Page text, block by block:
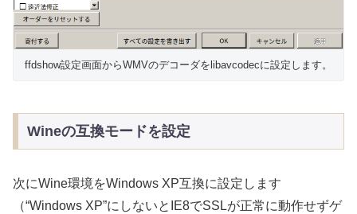
ffdshow設定画面からWMVのデコーダをlibavcodecに設定します。
Wineの互換モードを設定
次にWine環境をWindows XP互換に設定します
（“Windows XP”にしないとIE8でSSLが正常に動作せずゲ